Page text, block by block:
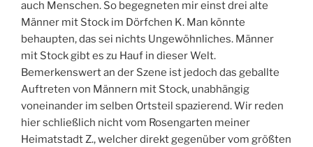
auch Menschen. So begegneten mir einst drei alte
Männer mit Stock im Dörfchen K. Man könnte
behaupten, das sei nichts Ungewöhnliches. Männer
mit Stock gibt es zu Hauf in dieser Welt.
Bemerkenswert an der Szene ist jedoch das geballte
Auftreten von Männern mit Stock, unabhängig
voneinander im selben Ortsteil spazierend. Wir reden
hier schließlich nicht vom Rosengarten meiner
Heimatstadt Z., welcher direkt gegenüber vom größten